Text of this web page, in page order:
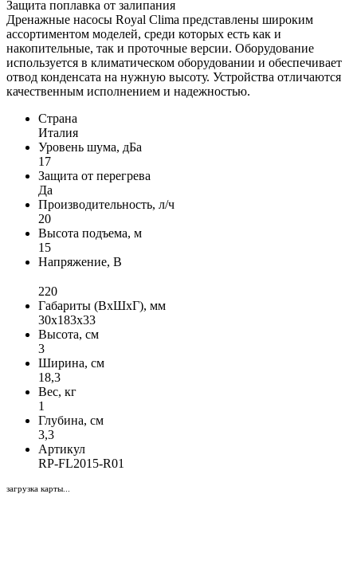
Защита поплавка от залипания
Дренажные насосы Royal Clima представлены широким
ассортиментом моделей, среди которых есть как и
накопительные, так и проточные версии. Оборудование
используется в климатическом оборудовании и обеспечивает
отвод конденсата на нужную высоту. Устройства отличаются
качественным исполнением и надежностью.
Страна
Италия
Уровень шума, дБа
17
Защита от перегрева
Да
Производительность, л/ч
20
Высота подъема, м
15
Напряжение, В
220
Габариты (ВxШxГ), мм
30х183х33
Высота, см
3
Ширина, см
18,3
Вес, кг
1
Глубина, см
3,3
Артикул
RP-FL2015-R01
загрузка карты...